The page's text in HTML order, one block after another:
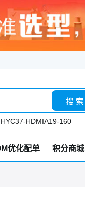
HYC37-HDMIA19-160
搜 索
优化配单 积分商城